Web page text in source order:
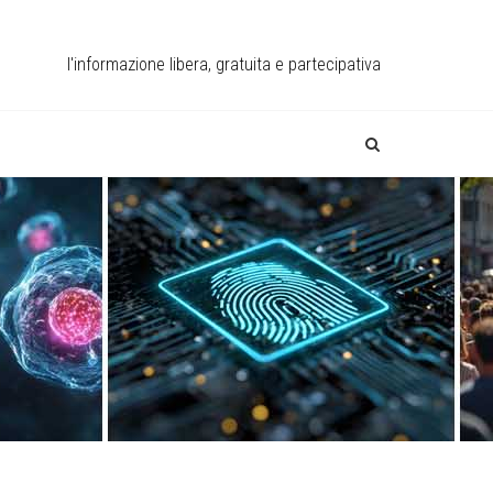
l'informazione libera, gratuita e partecipativa